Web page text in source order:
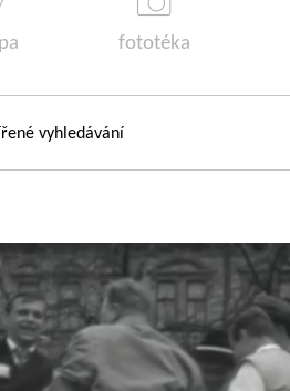
fototéka
vyhledávání